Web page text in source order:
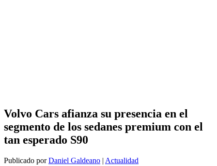
Volvo Cars afianza su presencia en el
segmento de los sedanes premium con el
tan esperado S90
Publicado porDaniel Galdeano | Actualidad